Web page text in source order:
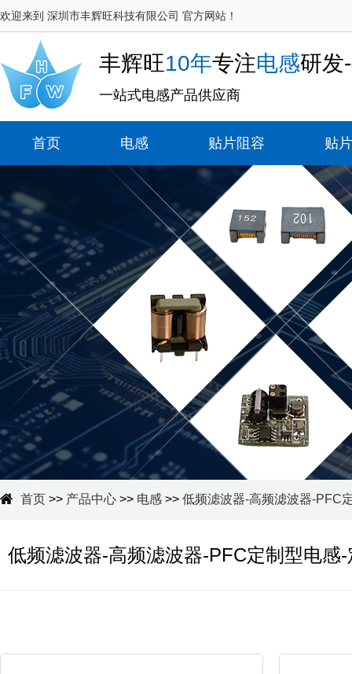
欢迎来到 深圳市丰辉旺科技有限公司 官方网站！
丰辉旺10年专注电感研发
一站式电感产品供应商
首页 电感 贴片阻容 贴
首页 >> 产品中心 >> 电感 >> 低频滤波器-高频滤波器-PFC
低频滤波器-高频滤波器-PFC定制型电感